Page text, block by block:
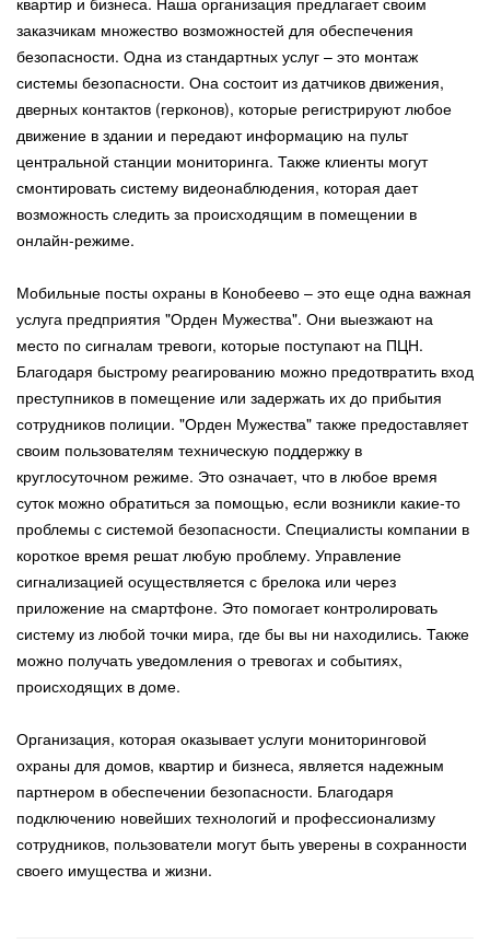
заказчикам множество возможностей для обеспечения
безопасности. Одна из стандартных услуг – это монтаж
системы безопасности. Она состоит из датчиков движения,
дверных контактов (герконов), которые регистрируют любое
движение в здании и передают информацию на пульт
центральной станции мониторинга. Также клиенты могут
смонтировать систему видеонаблюдения, которая дает
возможность следить за происходящим в помещении в
онлайн-режиме.
Мобильные посты охраны в Конобеево – это еще одна важная
услуга предприятия "Орден Мужества". Они выезжают на
место по сигналам тревоги, которые поступают на ПЦН.
Благодаря быстрому реагированию можно предотвратить вход
преступников в помещение или задержать их до прибытия
сотрудников полиции. "Орден Мужества" также предоставляет
своим пользователям техническую поддержку в
круглосуточном режиме. Это означает, что в любое время
суток можно обратиться за помощью, если возникли какие-то
проблемы с системой безопасности. Специалисты компании в
короткое время решат любую проблему. Управление
сигнализацией осуществляется с брелока или через
приложение на смартфоне. Это помогает контролировать
систему из любой точки мира, где бы вы ни находились. Также
можно получать уведомления о тревогах и событиях,
происходящих в доме.
Организация, которая оказывает услуги мониторинговой
охраны для домов, квартир и бизнеса, является надежным
партнером в обеспечении безопасности. Благодаря
подключению новейших технологий и профессионализму
сотрудников, пользователи могут быть уверены в сохранности
своего имущества и жизни.